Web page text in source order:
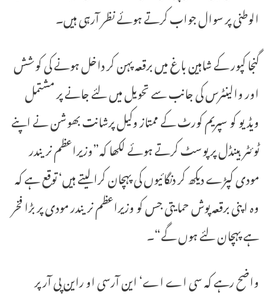
الوطنی پر سوال جواب کرتے ہوئے نظر آرہی ہیں۔
گنجا کپور کے شاہین باغ میں برقعہ پہن کر داخل ہونے کی کوشش
اور والینٹرس کی جانب سے تحویل میں لئے جانے پر مشتمل
ویڈیو کو سپریم کورٹ کے ممتاز وکیل پرشانت بھوشن نے اپنے
ٹوئٹر ہینڈل پر پوسٹ کرتے ہوئے لکھا کہ”وزیراعظم نریندر
مودی کپڑے دیکھ کر دنگائیوں کی پہچان کرالیتے ہیں‘ توقع ہے کہ
وہ اپنی برقعہ پوش حمایتی جس کو وزیراعظم نریندر مودی پر بڑا فخر
ہے پہچان لئے ہوں گے“۔
واضح رہے کہ سی اے اے‘ این آرسی او راین پی آر پر